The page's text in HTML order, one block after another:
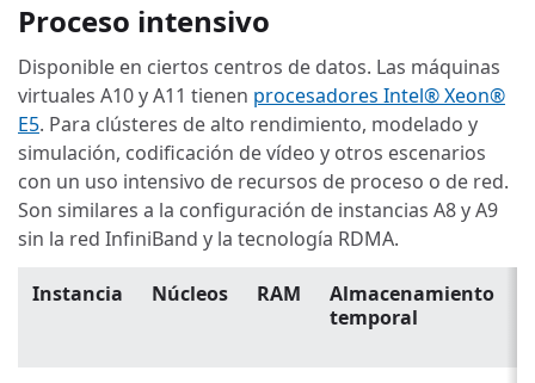
Proceso intensivo
Disponible en ciertos centros de datos. Las máquinas
virtuales A10 y A11 tienen procesadores Intel® Xeon®
E5. Para clústeres de alto rendimiento, modelado y
simulación, codificación de vídeo y otros escenarios
con un uso intensivo de recursos de proceso o de red.
Son similares a la configuración de instancias A8 y A9
sin la red InfiniBand y la tecnología RDMA.
Instancia Núcleos RAM
Almacenamiento
temporal